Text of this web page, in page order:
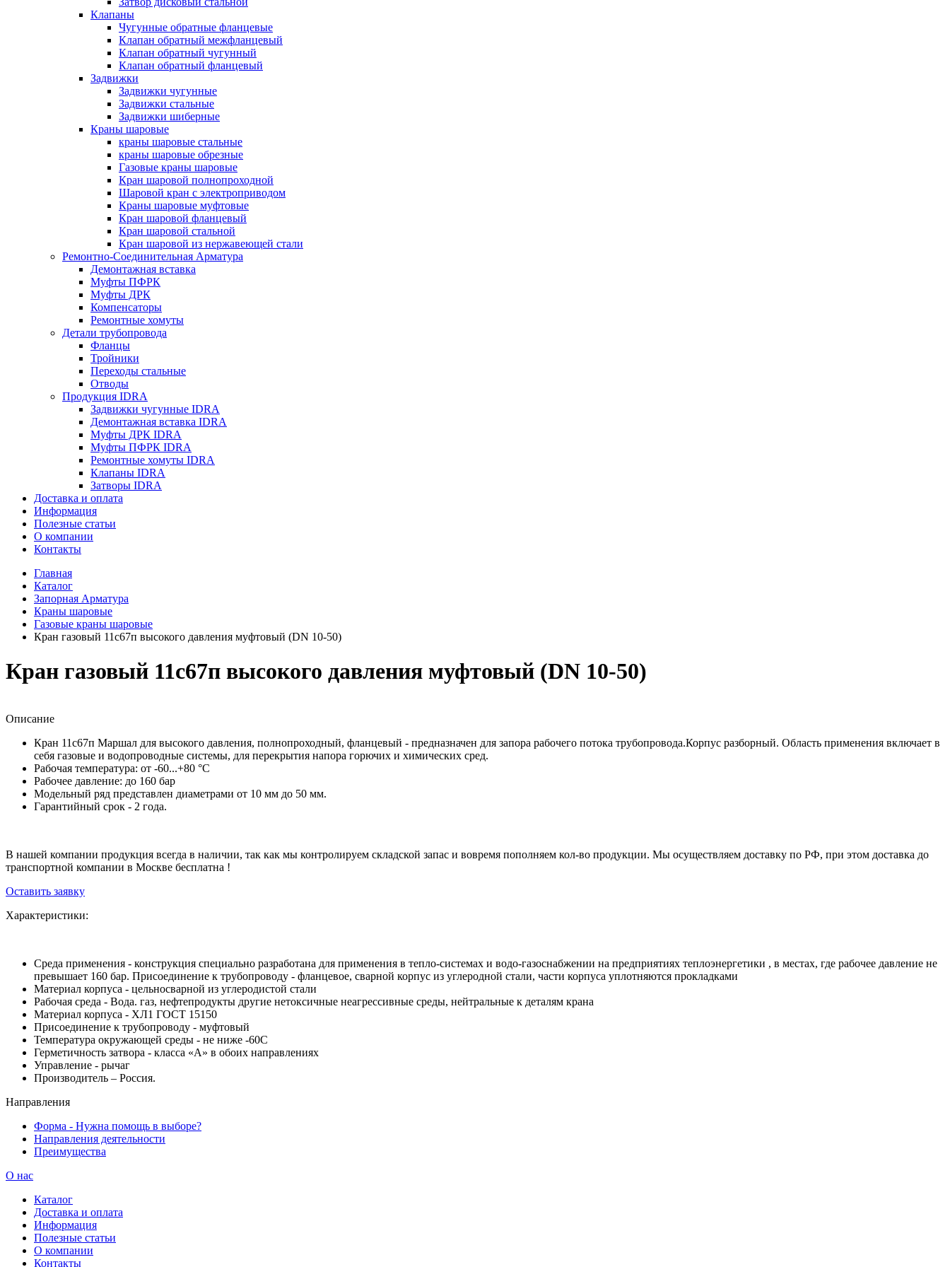
Клапаны
Чугунные обратные фланцевые
Клапан обратный межфланцевый
Клапан обратный чугунный
Клапан обратный фланцевый
Задвижки
Задвижки чугунные
Задвижки стальные
Задвижки шиберные
Краны шаровые
краны шаровые стальные
краны шаровые обрезные
Газовые краны шаровые
Кран шаровой полнопроходной
Шаровой кран с электроприводом
Краны шаровые муфтовые
Кран шаровой фланцевый
Кран шаровой стальной
Кран шаровой из нержавеющей стали
Ремонтно-Соединительная Арматура
Демонтажная вставка
Муфты ПФРК
Муфты ДРК
Компенсаторы
Ремонтные хомуты
Детали трубопровода
Фланцы
Тройники
Переходы стальные
Отводы
Продукция IDRA
Задвижки чугунные IDRA
Демонтажная вставка IDRA
Муфты ДРК IDRA
Муфты ПФРК IDRA
Ремонтные хомуты IDRA
Клапаны IDRA
Затворы IDRA
Доставка и оплата
Информация
Полезные статьи
О компании
Контакты
Главная
Каталог
Запорная Арматура
Краны шаровые
Газовые краны шаровые
Кран газовый 11с67п высокого давления муфтовый (DN 10-50)
Кран газовый 11с67п высокого давления муфтовый (DN 10-50)
Описание
Кран 11с67п Маршал для высокого давления, полнопроходный, фланцевый - предназначен для запора рабочего потока трубопровода.Корпус разборный. Область применения включает в
себя газовые и водопроводные системы, для перекрытия напора горючих и химических сред.
Рабочая температура: от -60...+80 °С
Рабочее давление: до 160 бар
Модельный ряд представлен диаметрами от 10 мм до 50 мм.
Гарантийный срок - 2 года.
В нашей компании продукция всегда в наличии, так как мы контролируем складской запас и вовремя пополняем кол-во продукции. Мы осуществляем доставку по РФ, при этом доставка до
транспортной компании в Москве бесплатна !
Оставить заявку
Характеристики:
Среда применения - конструкция специально разработана для применения в тепло-системах и водо-газоснабжении на предприятиях теплоэнергетики , в местах, где рабочее давление не
превышает 160 бар. Присоединение к трубопроводу - фланцевое, сварной корпус из углеродной стали, части корпуса уплотняются прокладками
Материал корпуса - цельносварной из углеродистой стали
Рабочая среда - Вода. газ, нефтепродукты другие нетоксичные неагрессивные среды, нейтральные к деталям крана
Материал корпуса - ХЛ1 ГОСТ 15150
Присоединение к трубопроводу - муфтовый
Температура окружающей среды - не ниже -60С
Герметичность затвора - класса «A» в обоих направлениях
Управление - рычаг
Производитель – Россия.
Направления
Форма - Нужна помощь в выборе?
Направления деятельности
Преимущества
О нас
Каталог
Доставка и оплата
Информация
Полезные статьи
О компании
Контакты